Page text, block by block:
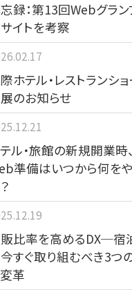
録：第13回Webグラン
イトを考察
ホテル・レストランシ
のお知らせ
ル・旅館の新規開業時
準備はいつから何を
比率を高めるDX─宿
すぐ取り組むべき3つ
革